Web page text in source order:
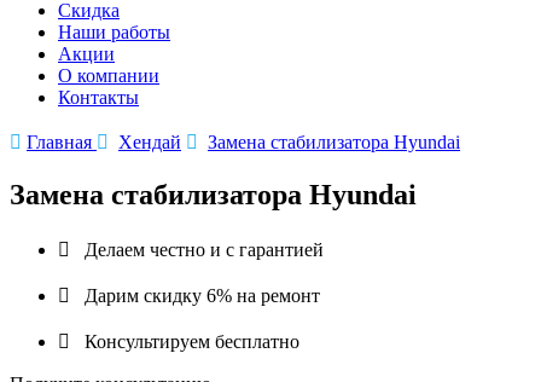
Скидка
Наши работы
Акции
О компании
Контакты
 Главная  Хендай  Замена стабилизатора Hyundai
Замена стабилизатора Hyundai
 Делаем честно и с гарантией
 Дарим скидку 6% на ремонт
 Консультируем бесплатно